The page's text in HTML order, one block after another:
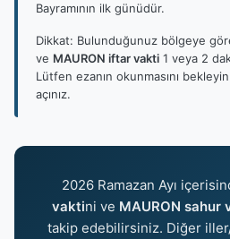
Bayramının ilk günüdür.
Dikkat: Bulunduğunuz bölgeye
ve MAURON iftar vakti 1 veya 2
Lütfen ezanın okunmasını
açınız.
2026 Ramazan Ayı
vaktini ve MAURON sahur
takip edebilirsiniz. Diğer